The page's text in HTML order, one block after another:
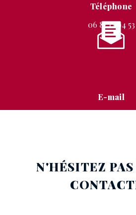
Téléphone
06 87 12 94 53
E-mail
N'HÉSITEZ